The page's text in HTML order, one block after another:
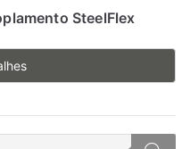
SteelFlex